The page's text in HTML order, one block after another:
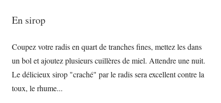
En sirop
Coupez votre radis en quart de tranches fines, mettez les dans
un bol et ajoutez plusieurs cuillères de miel. Attendre une nuit.
Le délicieux sirop "craché" par le radis sera excellent contre la
toux, le rhume...